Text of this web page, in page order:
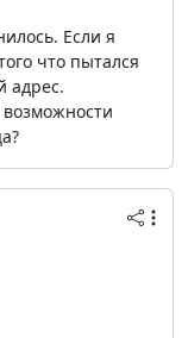
Если я
что пытался
адрес.